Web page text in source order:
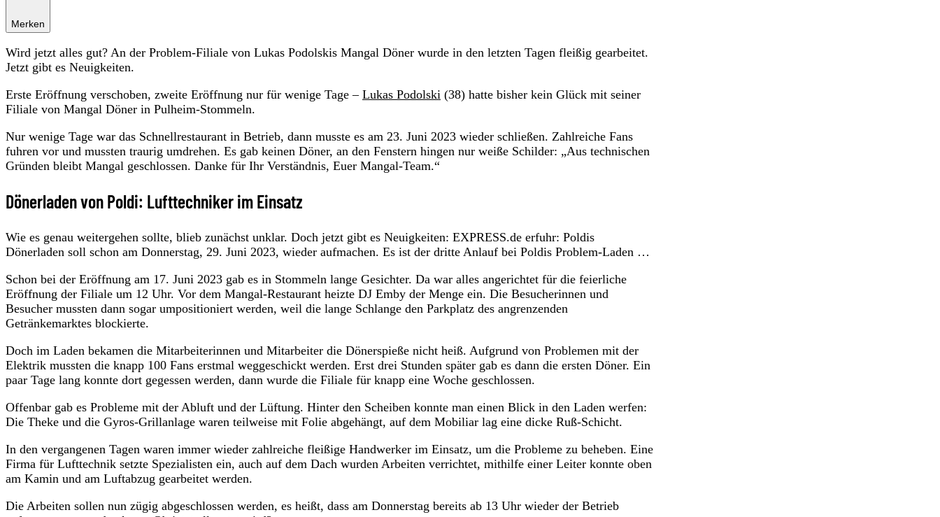
Merken
Wird jetzt alles gut? An der Problem-Filiale von Lukas Podolskis Mangal Döner wurde in den letzten Tagen fleißig gearbeitet.
Jetzt gibt es Neuigkeiten.
Erste Eröffnung verschoben, zweite Eröffnung nur für wenige Tage – Lukas Podolski (38) hatte bisher kein Glück mit seiner
Filiale von Mangal Döner in Pulheim-Stommeln.
Nur wenige Tage war das Schnellrestaurant in Betrieb, dann musste es am 23. Juni 2023 wieder schließen. Zahlreiche Fans
fuhren vor und mussten traurig umdrehen. Es gab keinen Döner, an den Fenstern hingen nur weiße Schilder: „Aus technischen
Gründen bleibt Mangal geschlossen. Danke für Ihr Verständnis, Euer Mangal-Team.“
Dönerladen von Poldi: Lufttechniker im Einsatz
Wie es genau weitergehen sollte, blieb zunächst unklar. Doch jetzt gibt es Neuigkeiten: EXPRESS.de erfuhr: Poldis
Dönerladen soll schon am Donnerstag, 29. Juni 2023, wieder aufmachen. Es ist der dritte Anlauf bei Poldis Problem-Laden …
Schon bei der Eröffnung am 17. Juni 2023 gab es in Stommeln lange Gesichter. Da war alles angerichtet für die feierliche
Eröffnung der Filiale um 12 Uhr. Vor dem Mangal-Restaurant heizte DJ Emby der Menge ein. Die Besucherinnen und
Besucher mussten dann sogar umpositioniert werden, weil die lange Schlange den Parkplatz des angrenzenden
Getränkemarktes blockierte.
Doch im Laden bekamen die Mitarbeiterinnen und Mitarbeiter die Dönerspieße nicht heiß. Aufgrund von Problemen mit der
Elektrik mussten die knapp 100 Fans erstmal weggeschickt werden. Erst drei Stunden später gab es dann die ersten Döner. Ein
paar Tage lang konnte dort gegessen werden, dann wurde die Filiale für knapp eine Woche geschlossen.
Offenbar gab es Probleme mit der Abluft und der Lüftung. Hinter den Scheiben konnte man einen Blick in den Laden werfen:
Die Theke und die Gyros-Grillanlage waren teilweise mit Folie abgehängt, auf dem Mobiliar lag eine dicke Ruß-Schicht.
In den vergangenen Tagen waren immer wieder zahlreiche fleißige Handwerker im Einsatz, um die Probleme zu beheben. Eine
Firma für Lufttechnik setzte Spezialisten ein, auch auf dem Dach wurden Arbeiten verrichtet, mithilfe einer Leiter konnte oben
am Kamin und am Luftabzug gearbeitet werden.
Die Arbeiten sollen nun zügig abgeschlossen werden, es heißt, dass am Donnerstag bereits ab 13 Uhr wieder der Betrieb